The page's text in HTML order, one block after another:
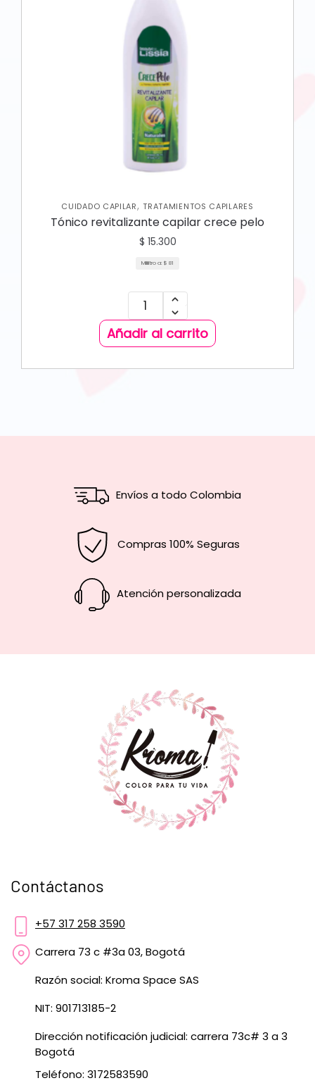
CUIDADO CAPILAR,TRATAMIENTOS CAPILARES
Tónico revitalizante capilar crece pelo
$ 15.300
Mililitro a: $ 81
Añadir al carrito
Envíos a todo Colombia
Compras 100% Seguras
Atención personalizada
Contáctanos
+57 317 258 3590
Carrera 73 c #3a 03, Bogotá
Razón social: Kroma Space SAS
NIT: 901713185-2
Dirección notificación judicial: carrera 73c# 3 a 3
Bogotá
Teléfono: 3172583590